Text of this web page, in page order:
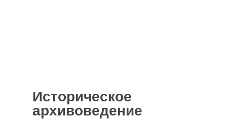
Историческое
архивоведение